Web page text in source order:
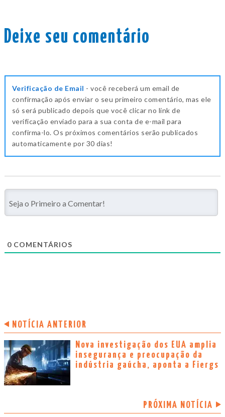
Deixe seu comentário
Verificação de Email - você receberá um email de
confirmação após enviar o seu primeiro comentário, mas ele
só será publicado depois que você clicar no link de
verificação enviado para a sua conta de e-mail para
confirma-lo. Os próximos comentários serão publicados
automaticamente por 30 dias!
0 COMENTÁRIOS
NOTÍCIA ANTERIOR
Nova investigação dos EUA amplia
insegurança e preocupação da
indústria gaúcha, aponta a Fiergs
PRÓXIMA NOTÍCIA